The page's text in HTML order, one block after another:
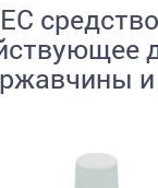
средство